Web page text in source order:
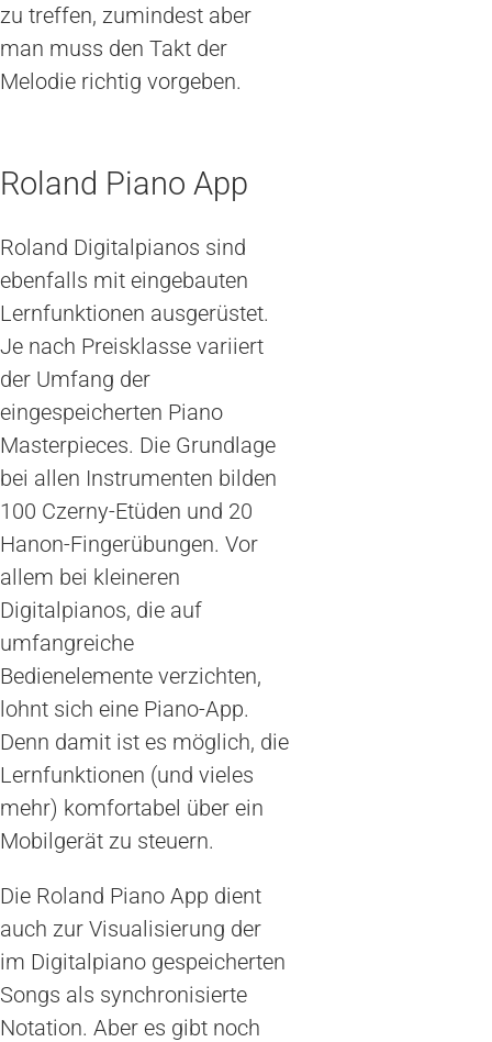
zu treffen, zumindest aber
man muss den Takt der
Melodie richtig vorgeben.
Roland Piano App
Roland Digitalpianos sind
ebenfalls mit eingebauten
Lernfunktionen ausgerüstet.
Je nach Preisklasse variiert
der Umfang der
eingespeicherten Piano
Masterpieces. Die Grundlage
bei allen Instrumenten bilden
100 Czerny-Etüden und 20
Hanon-Fingerübungen. Vor
allem bei kleineren
Digitalpianos, die auf
umfangreiche
Bedienelemente verzichten,
lohnt sich eine Piano-App.
Denn damit ist es möglich, die
Lernfunktionen (und vieles
mehr) komfortabel über ein
Mobilgerät zu steuern.
Die Roland Piano App dient
auch zur Visualisierung der
im Digitalpiano gespeicherten
Songs als synchronisierte
Notation. Aber es gibt noch